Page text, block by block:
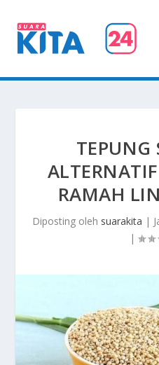
TEPUNG
RAMAH
Diposting oleh suarakita |
|